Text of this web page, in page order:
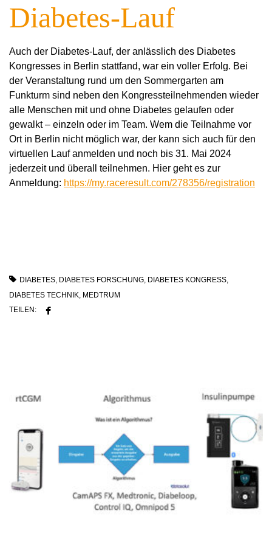
Diabetes-Lauf
Auch der Diabetes-Lauf, der anlässlich des Diabetes
Kongresses in Berlin stattfand, war ein voller Erfolg. Bei
der Veranstaltung rund um den Sommergarten am
Funkturm sind neben den Kongressteilnehmenden wieder
alle Menschen mit und ohne Diabetes gelaufen oder
gewalkt – einzeln oder im Team. Wem die Teilnahme vor
Ort in Berlin nicht möglich war, der kann sich auch für den
virtuellen Lauf anmelden und noch bis 31. Mai 2024
jederzeit und überall teilnehmen. Hier geht es zur
Anmeldung: https://my.raceresult.com/278356/registration
DIABETES, DIABETES FORSCHUNG, DIABETES KONGRESS,
DIABETES TECHNIK, MEDTRUM
TEILEN: